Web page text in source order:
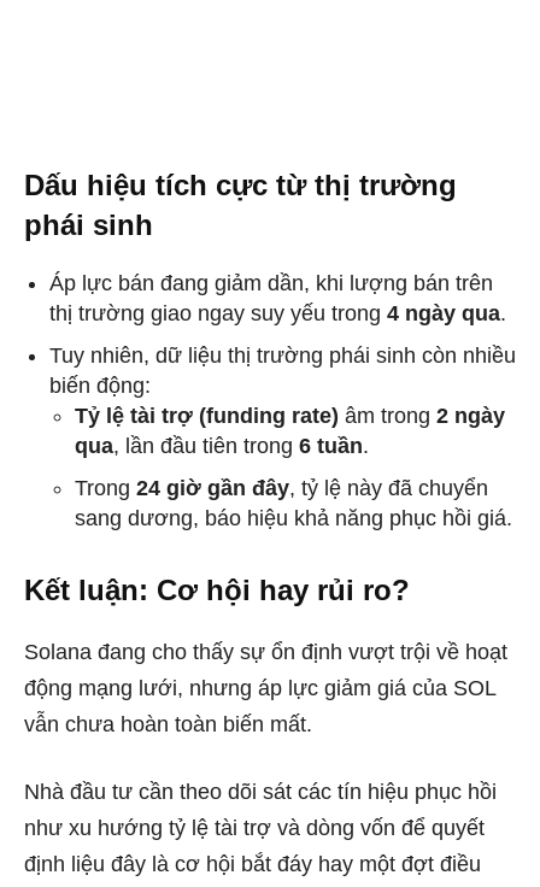
Dấu hiệu tích cực từ thị trường
phái sinh
Áp lực bán đang giảm dần, khi lượng bán trên
thị trường giao ngay suy yếu trong 4 ngày qua.
Tuy nhiên, dữ liệu thị trường phái sinh còn nhiều
biến động:
Tỷ lệ tài trợ (funding rate) âm trong 2 ngày
qua, lần đầu tiên trong 6 tuần.
Trong 24 giờ gần đây, tỷ lệ này đã chuyển
sang dương, báo hiệu khả năng phục hồi giá.
Kết luận: Cơ hội hay rủi ro?
Solana đang cho thấy sự ổn định vượt trội về hoạt
động mạng lưới, nhưng áp lực giảm giá của SOL
vẫn chưa hoàn toàn biến mất.
Nhà đầu tư cần theo dõi sát các tín hiệu phục hồi
như xu hướng tỷ lệ tài trợ và dòng vốn để quyết
định liệu đây là cơ hội bắt đáy hay một đợt điều